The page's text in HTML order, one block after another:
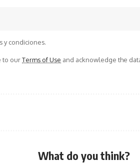
y condiciones.
to ourTerms of Use and acknowledge the
What do you think?